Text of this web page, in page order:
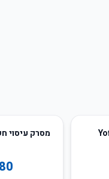
74%מסרק עיסוי